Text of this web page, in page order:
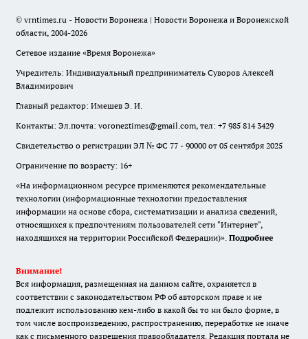
© vrntimes.ru - Новости Воронежа | Новости Воронежа и Воронежской
области, 2004-2026
Сетевое издание «Время Воронежа»
Учредитель: Индивидуальный предприниматель Суворов Алексей
Владимирович
Главный редактор: Имешев Э. И.
Контакты: Эл.почта: voroneztimes@gmail.com, тел: +7 985 814 3429
Свидетельство о регистрации ЭЛ № ФС 77 - 90000 от 05 сентября 2025
Ограничение по возрасту: 16+
«На информационном ресурсе применяются рекомендательные
технологии (информационные технологии предоставления
информации на основе сбора, систематизации и анализа сведений,
относящихся к предпочтениям пользователей сети "Интернет",
находящихся на территории Российской Федерации)». Подробнее
Внимание!
Вся информация, размещенная на данном сайте, охраняется в
соответствии с законодательством РФ об авторском праве и не
подлежит использованию кем-либо в какой бы то ни было форме, в
том числе воспроизведению, распространению, переработке не иначе
как с письменного разрешения правообладателя. Редакция портала не